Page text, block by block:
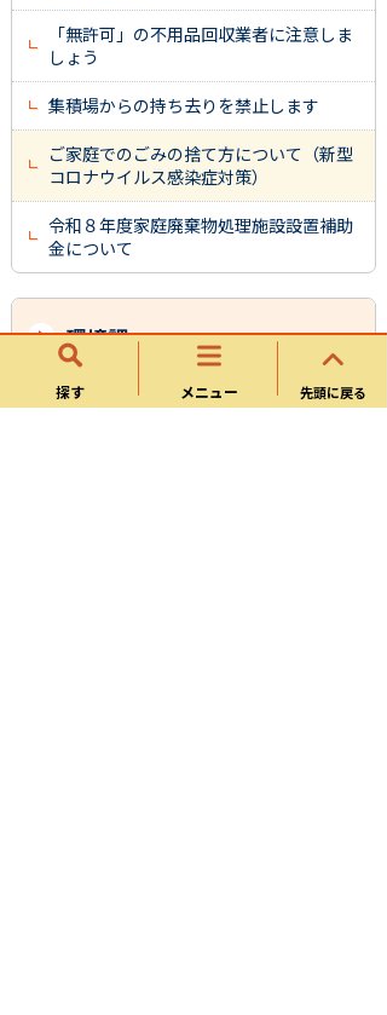
探す メニュー 先頭に戻る
「無許可」の不用品回収業者に注意しま
しょう
集積場からの持ち去りを禁止します
ご家庭でのごみの捨て方について（新型
コロナウイルス感染症対策）
令和８年度家庭廃棄物処理施設設置補助
金について
環境課
ごみ分別、収集日程